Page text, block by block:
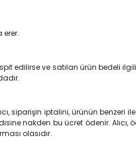
erer.
edilirse ve satılan ürün bedeli
siparişin iptalini, ürünün
nakden bu ücret ödenir. Alıcı,
olasıdır.